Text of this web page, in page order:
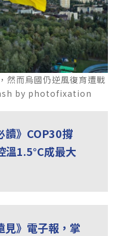
然而烏國仍逆風復育遭戰
by photofixation
讀》COP30撐
溫1.5°C成最大
》電子報，掌